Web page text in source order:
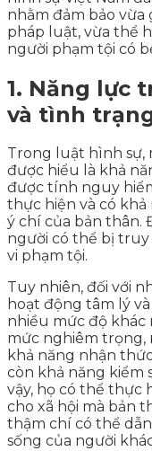
nhằm đảm bảo vừa
pháp luật, vừa thể
người phạm tội có
1. Năng lực
và tình
Trong luật hình sự,
được hiểu là khả
được tính nguy
thực hiện và có
ý chí của bản thân.
người có thể bị
vi phạm tội.
Tuy nhiên, đối với
hoạt động tâm lý
nhiều mức độ khác
mức nghiêm trọng,
khả năng nhận
còn khả năng kiểm
vậy, họ có thể thực
cho xã hội mà bản
thậm chí có thể
sống của người